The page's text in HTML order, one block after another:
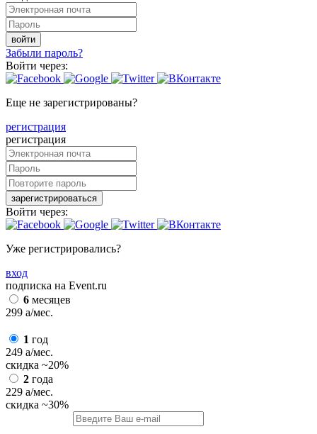
войти
Забыли пароль?
Войти через:
Еще не зарегистрированы?
регистрация
регистрация
зарегистрироваться
Войти через:
Уже регистрировались?
вход
подписка на Event.ru
6 месяцев
299 a/мес.
1 год
249 a/мес.
скидка ~20%
2 года
229 a/мес.
скидка ~30%